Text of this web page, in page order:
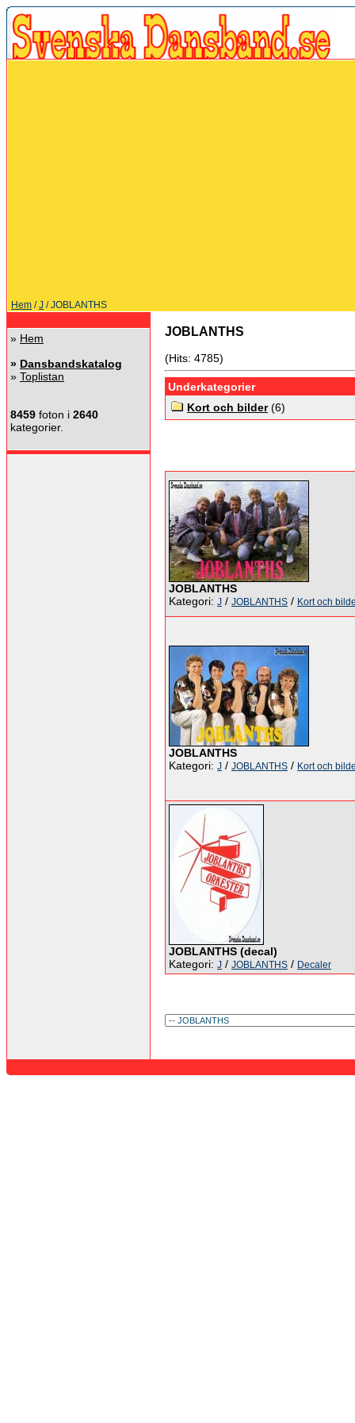
Hem /J / JOBLANTHS
» Hem
» Dansbandskatalog
» Toplistan
8459 foton i 2640
kategorier.
JOBLANTHS
(Hits: 4785)
Underkategorier
Kort och bilder(6)
JOBLANTHS
Kategori: J / JOBLANTHS / Kort och
JOBLANTHS
Kategori: J / JOBLANTHS / Kort och
JOBLANTHS (decal)
Kategori: J / JOBLANTHS / Decaler